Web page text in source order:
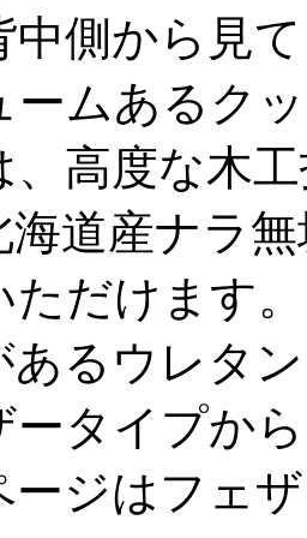
中側から見
ームあるク
、高度な木
海道産ナラ
ただけます
あるウレタ
ータイプか
ージはフェ